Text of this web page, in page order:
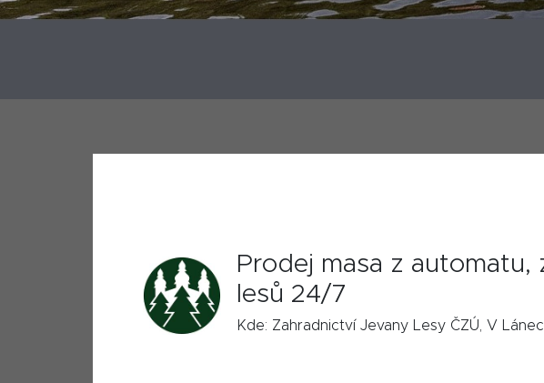
Prodej masa z automatu,
lesů 24/7
Kde: Zahradnictví Jevany Lesy ČZÚ, V